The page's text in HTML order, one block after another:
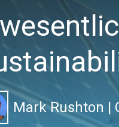
Mark Rushton |